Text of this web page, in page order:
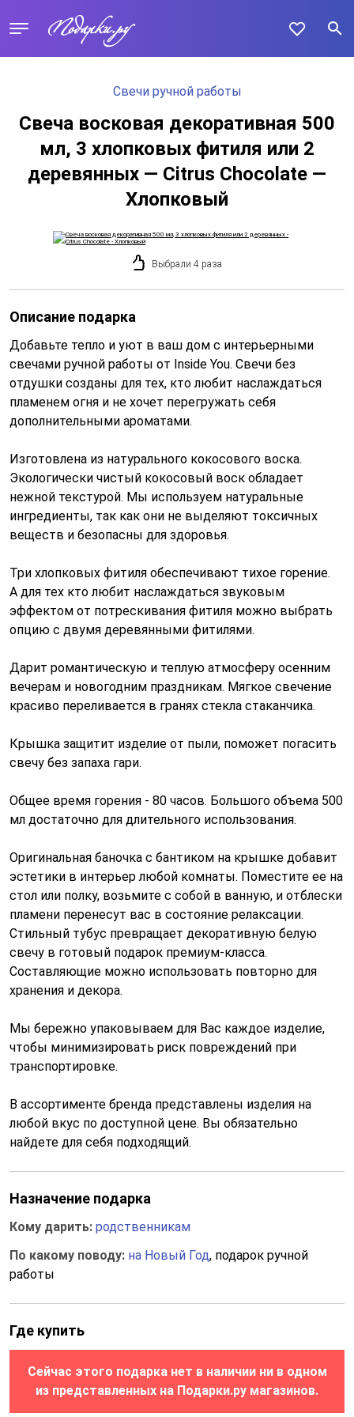
Свечи ручной работы
Свеча восковая декоративная 500
мл, 3 хлопковых фитиля или 2
деревянных — Citrus Chocolate —
Хлопковый
Выбрали 4 раза
Описание подарка
Добавьте тепло и уют в ваш дом с интерьерными
свечами ручной работы от Inside You. Свечи без
отдушки созданы для тех, кто любит наслаждаться
пламенем огня и не хочет перегружать себя
дополнительными ароматами.
Изготовлена из натурального кокосового воска.
Экологически чистый кокосовый воск обладает
нежной текстурой. Мы используем натуральные
ингредиенты, так как они не выделяют токсичных
веществ и безопасны для здоровья.
Три хлопковых фитиля обеспечивают тихое горение.
А для тех кто любит наслаждаться звуковым
эффектом от потрескивания фитиля можно выбрать
опцию с двумя деревянными фитилями.
Дарит романтическую и теплую атмосферу осенним
вечерам и новогодним праздникам. Мягкое свечение
красиво переливается в гранях стекла стаканчика.
Крышка защитит изделие от пыли, поможет погасить
свечу без запаха гари.
Общее время горения - 80 часов. Большого объема 500
мл достаточно для длительного использования.
Оригинальная баночка с бантиком на крышке добавит
эстетики в интерьер любой комнаты. Поместите ее на
стол или полку, возьмите с собой в ванную, и отблески
пламени перенесут вас в состояние релаксации.
Стильный тубус превращает декоративную белую
свечу в готовый подарок премиум-класса.
Составляющие можно использовать повторно для
хранения и декора.
Мы бережно упаковываем для Вас каждое изделие,
чтобы минимизировать риск повреждений при
транспортировке.
В ассортименте бренда представлены изделия на
любой вкус по доступной цене. Вы обязательно
найдете для себя подходящий.
Назначение подарка
Кому дарить: родственникам
По какому поводу: на Новый Год, подарок ручной
работы
Где купить
Сейчас этого подарка нет в наличии ни в одном
из представленных на Подарки.ру магазинов.